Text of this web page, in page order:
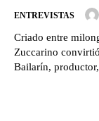
ENTREVISTAS
Criado entre
Zuccarino
Bailarín,